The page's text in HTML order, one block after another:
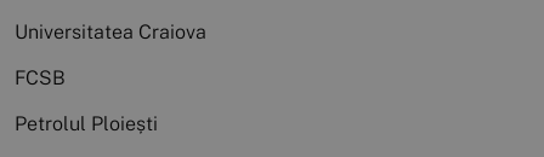
Universitatea Craiova
FCSB
Petrolul Ploiești